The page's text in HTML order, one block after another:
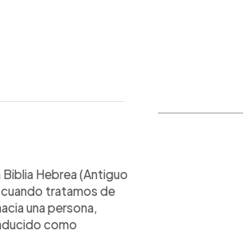
Biblia Hebrea (Antiguo
tratamos de
una persona,
como